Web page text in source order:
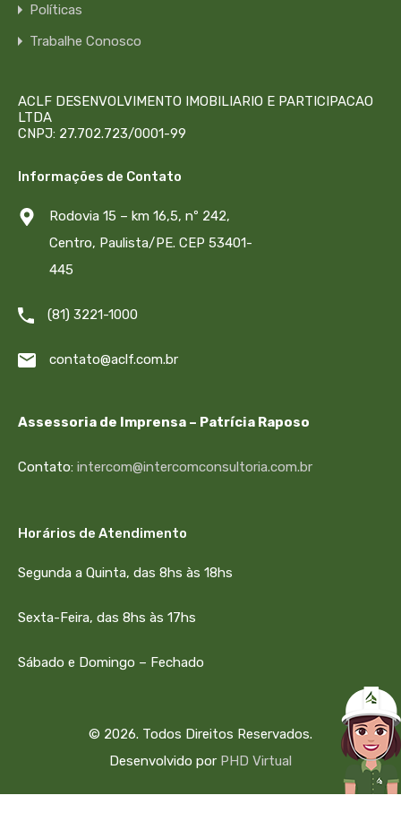
Políticas
Trabalhe Conosco
ACLF DESENVOLVIMENTO IMOBILIARIO E PARTICIPACAO
LTDA
CNPJ: 27.702.723/0001-99
Informações de Contato
Rodovia 15 – km 16,5, nº 242,
Centro, Paulista/PE. CEP 53401-
445
(81) 3221-1000
contato@aclf.com.br
Assessoria de Imprensa – Patrícia Raposo
Contato: intercom@intercomconsultoria.com.br
Horários de Atendimento
Segunda a Quinta, das 8hs às 18hs
Sexta-Feira, das 8hs às 17hs
Sábado e Domingo – Fechado
© 2026. Todos Direitos Reservados.
Desenvolvido por PHD Virtual